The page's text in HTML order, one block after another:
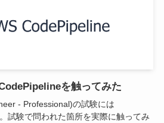
を触ってみた
- Professional)の試験には
試験で問われた箇所を実際に触ってみ